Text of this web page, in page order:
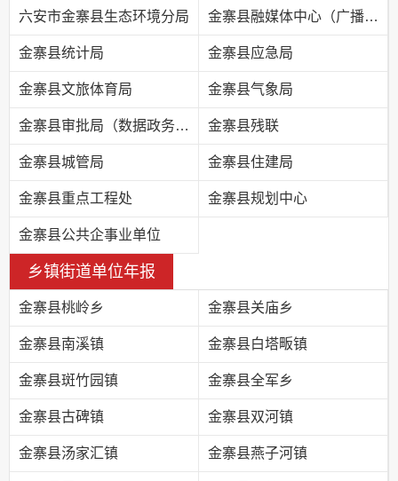
六安市金寨县生态环境分局 金寨县融媒体中心（广播电视台）
金寨县统计局 金寨县应急局
金寨县文旅体育局 金寨县气象局
金寨县审批局（数据政务局） 金寨县残联
金寨县城管局 金寨县住建局
金寨县重点工程处 金寨县规划中心
金寨县公共企事业单位
乡镇街道单位年报
金寨县桃岭乡 金寨县关庙乡
金寨县南溪镇 金寨县白塔畈镇
金寨县斑竹园镇 金寨县全军乡
金寨县古碑镇 金寨县双河镇
金寨县汤家汇镇 金寨县燕子河镇